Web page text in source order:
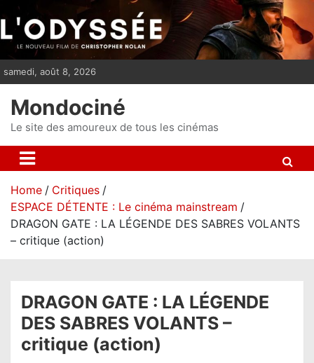
i
p
n
samedi, août 8, 2026
Mondociné
Le site des amoureux de tous les cinémas
Home
Critiques
ESPACE DÉTENTE : Le cinéma mainstream
DRAGON GATE : LA LÉGENDE DES SABRES VOLANTS
– critique (action)
DRAGON GATE : LA LÉGENDE
DES SABRES VOLANTS –
critique (action)